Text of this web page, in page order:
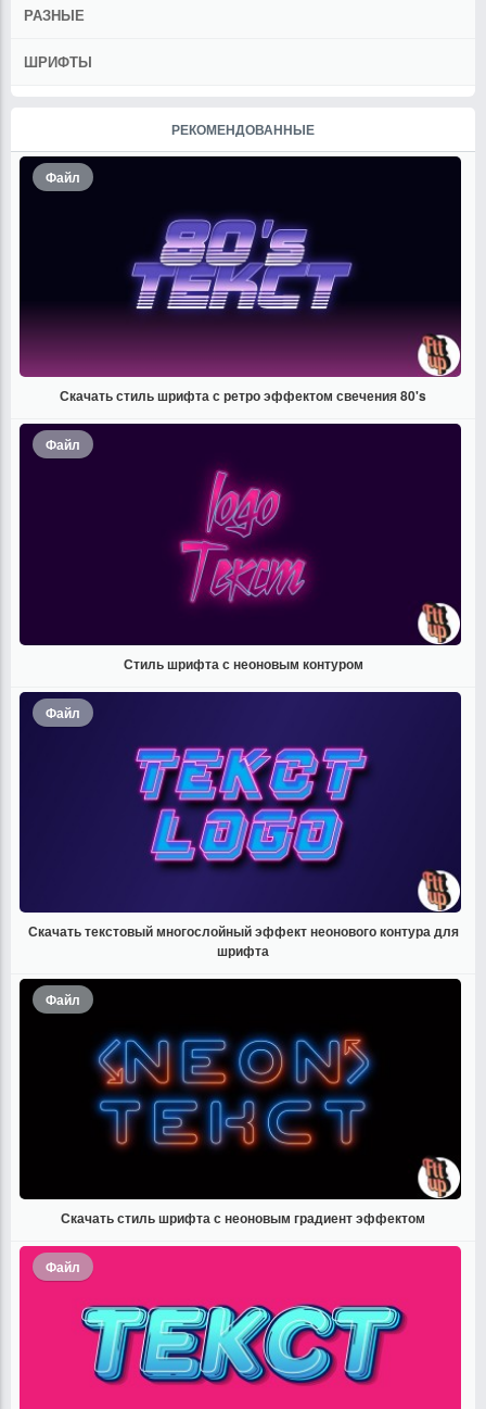
РАЗНЫЕ
ШРИФТЫ
РЕКОМЕНДОВАННЫЕ
Файл
Скачать стиль шрифта с ретро эффектом свечения 80's
Файл
Стиль шрифта с неоновым контуром
Файл
Скачать текстовый многослойный эффект неонового контура для
шрифта
Файл
Скачать стиль шрифта с неоновым градиент эффектом
Файл